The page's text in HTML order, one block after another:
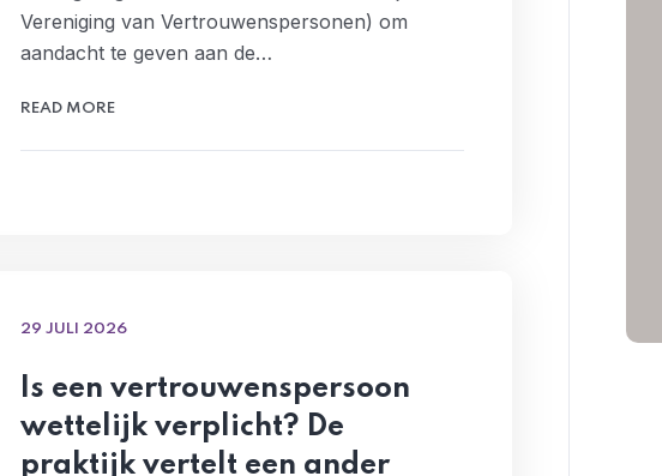
Vereniging van Vertrouwenspersonen) om
aandacht te geven aan de…
READ MORE
29 JULI 2026
Is een vertrouwenspersoon
wettelijk verplicht? De
praktijk vertelt een ander